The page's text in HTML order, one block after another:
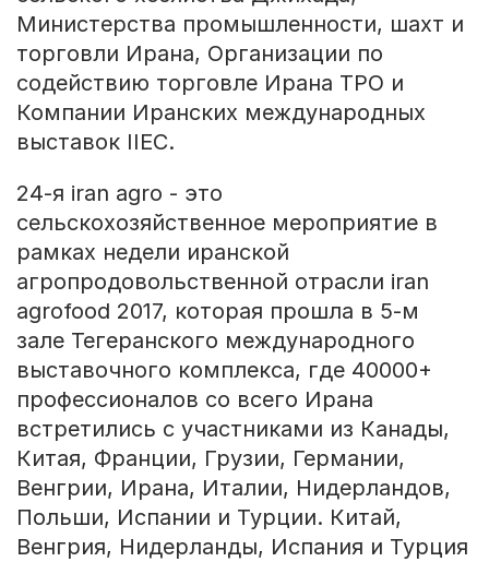
Министерства промышленности, шахт и
торговли Ирана, Организации по
содействию торговле Ирана TPO и
Компании Иранских международных
выставок IIEC.
24-я iran agro - это
сельскохозяйственное мероприятие в
рамках недели иранской
агропродовольственной отрасли iran
agrofood 2017, которая прошла в 5-м
зале Тегеранского международного
выставочного комплекса, где 40000+
профессионалов со всего Ирана
встретились с участниками из Канады,
Китая, Франции, Грузии, Германии,
Венгрии, Ирана, Италии, Нидерландов,
Польши, Испании и Турции. Китай,
Венгрия, Нидерланды, Испания и Турция